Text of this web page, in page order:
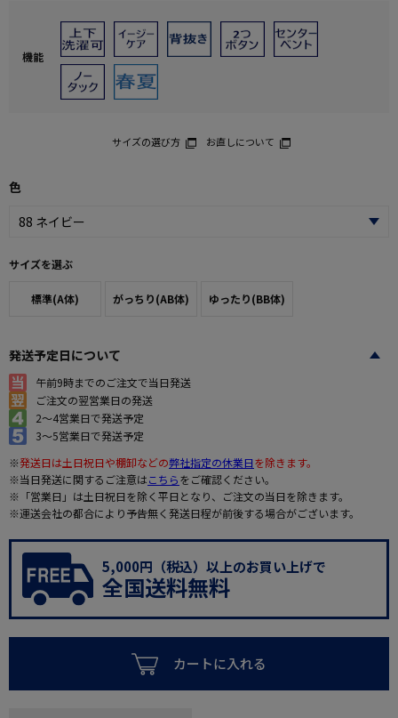
機能
サイズの選び方 お直しについて
色
サイズを選ぶ
標準(A体) がっちり(AB体) ゆったり(BB体)
発送予定日について
午前9時までのご注文で当日発送
ご注文の翌営業日の発送
2～4営業日で発送予定
3～5営業日で発送予定
※発送日は土日祝日や棚卸などの弊社指定の休業日を除きます。
※当日発送に関するご注意はこちらをご確認ください。
※「営業日」は土日祝日を除く平日となり、ご注文の当日を除きます。
※運送会社の都合により予告無く発送日程が前後する場合がございます。
5,000円（税込）以上のお買い上げで
全国送料無料
カートに入れる